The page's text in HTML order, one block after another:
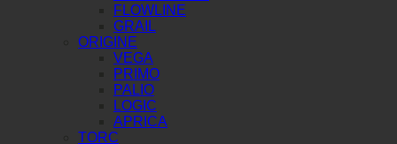
FLOWLINE
GRAIL
ORIGINE
VEGA
PRIMO
PALIO
LOGIC
APRICA
TORC